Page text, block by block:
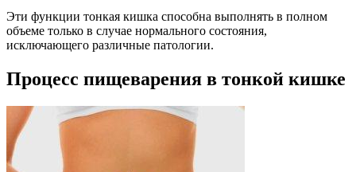
Эти функции тонкая кишка способна выполнять в полном
объеме только в случае нормального состояния,
исключающего различные патологии.
Процесс пищеварения в тонкой кишке